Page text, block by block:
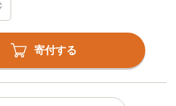
寄付する